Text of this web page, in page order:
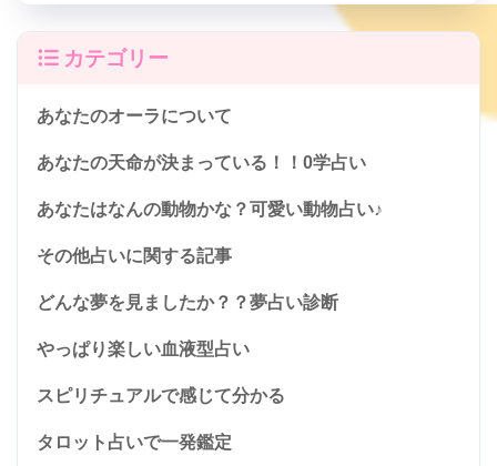
カテゴリー
あなたのオーラについて
あなたの天命が決まっている！！0学占い
あなたはなんの動物かな？可愛い動物占い♪
その他占いに関する記事
どんな夢を見ましたか？？夢占い診断
やっぱり楽しい血液型占い
スピリチュアルで感じて分かる
タロット占いで一発鑑定